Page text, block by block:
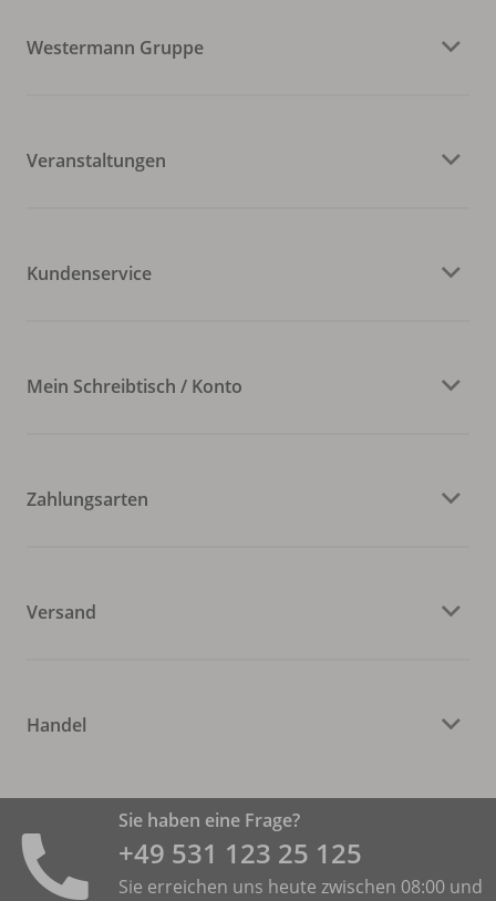
Westermann Gruppe
Veranstaltungen
Kundenservice
Mein Schreibtisch / Konto
Zahlungsarten
Versand
Handel
Sie haben eine Frage?
+49 531 ­123 25 125
Sie erreichen uns heute zwischen 08:00 und